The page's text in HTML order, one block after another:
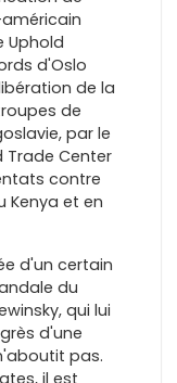
Uphold
d'Oslo
de la
de
par le
Center
contre
Kenya et en
d'un certain
du
qui lui
d'une
pas.
il est